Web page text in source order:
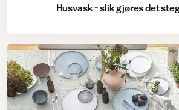
Husvask - slik gjøres det